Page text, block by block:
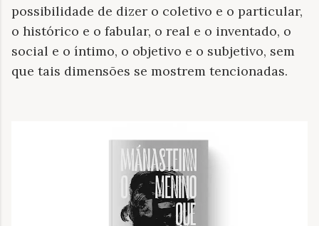
possibilidade de dizer o coletivo e o particular,
o histórico e o fabular, o real e o inventado, o
social e o íntimo, o objetivo e o subjetivo, sem
que tais dimensões se mostrem tencionadas.